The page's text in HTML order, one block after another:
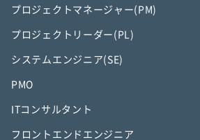
プロジェクトマネージャー(PM)
プロジェクトリーダー(PL)
システムエンジニア(SE)
PMO
ITコンサルタント
フロントエンドエンジニア